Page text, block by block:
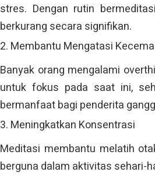
stres. Dengan rutin
berkurang secara signifikan.
2. Membantu Mengatasi
Banyak orang mengalami
untuk fokus pada saat ini,
bermanfaat bagi penderita
3. Meningkatkan Konsentrasi
Meditasi membantu melatih
berguna dalam aktivitas sehari-